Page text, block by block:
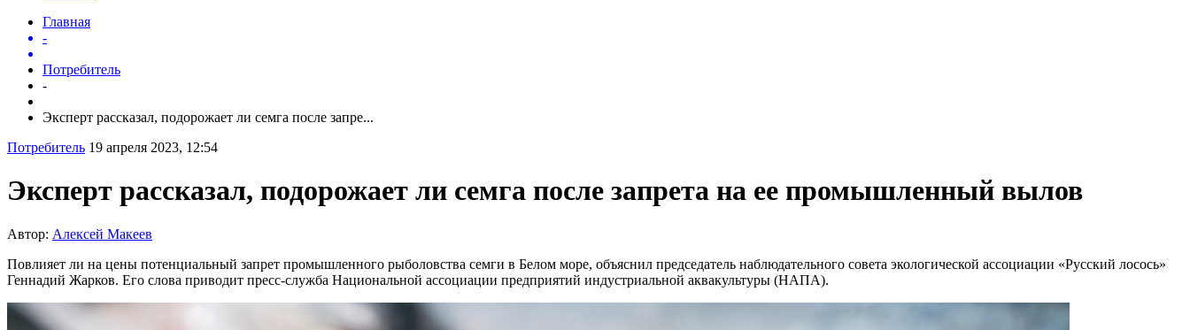
Главная
-
Потребитель
-
Эксперт рассказал, подорожает ли семга после запре...
Потребитель 19 апреля 2023, 12:54
Эксперт рассказал, подорожает ли семга после запрета на ее промышленный вылов
Автор: Алексей Макеев
Повлияет ли на цены потенциальный запрет промышленного рыболовства семги в Белом море, объяснил председатель наблюдательного совета экологической ассоциации «Русский лосось»
Геннадий Жарков. Его слова приводит пресс-служба Национальной ассоциации предприятий индустриальной аквакультуры (НАПА).